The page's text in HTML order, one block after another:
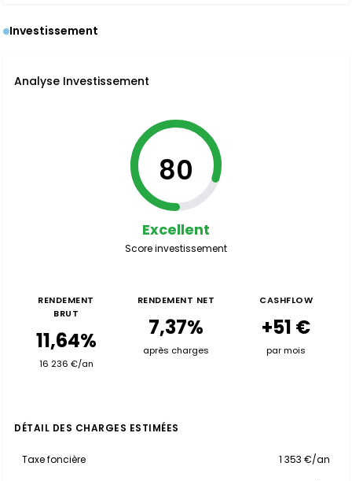
Investissement
Analyse Investissement
80
Excellent
Score investissement
RENDEMENT
BRUT
11,64%
16 236 €/an
RENDEMENT NET
7,37%
après charges
CASHFLOW
+51 €
par mois
DÉTAIL DES CHARGES ESTIMÉES
Taxe foncière 1 353 €/an